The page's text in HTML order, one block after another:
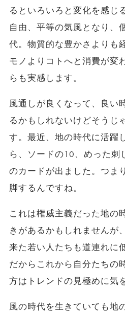
るといろいろと変化を感じ
自由、平等の気風となり、
代。物質的な豊かさよりも
モノよりコトへと消費が変
らも実感します。
風通しが良くなって、良い
るかもしれないけどそうじ
す。最近、地の時代に活躍
ら、ソードの10、めった刺
のカードが出ました。つま
脚するんですね。
これは権威主義だった地の
きがあるかもしれませんが
来た若い人たちも道連れに
だからこれから自分たちの
方はトレンドの見極めに気
風の時代を生きていても地